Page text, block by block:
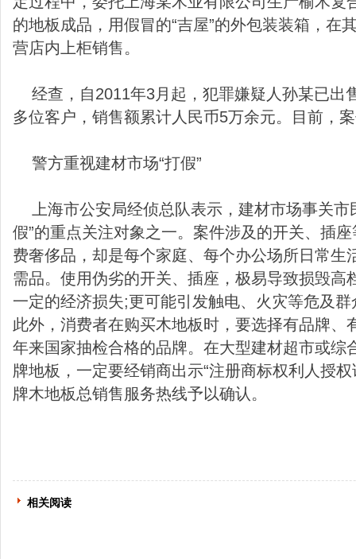
的地板成品，用假冒的“吉屋”的外包装装箱，在
营店内上柜销售。
经查，自2011年3月起，犯罪嫌疑人孙某已出
多位客户，销售额累计人民币5万余元。目前，
警方重视建材市场“打假”
上海市公安局经侦总队表示，建材市场事关市
假”的重点关注对象之一。案件涉及的开关、插
费奢侈品，却是每个家庭、每个办公场所日常生
需品。使用伪劣的开关、插座，极易导致损毁高
一定的经济损失;更可能引发触电、火灾等危及
此外，消费者在购买木地板时，要选择有品牌、
年来国家抽检合格的品牌。在大型建材超市或综
牌地板，一定要经销商出示“注册商标权利人授
牌木地板总销售服务热线予以确认。
相关阅读